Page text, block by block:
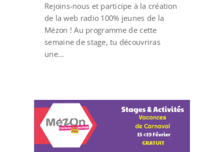
Rejoins-nous et participe à la création
de la web radio 100% jeunes de la
Mézon ! Au programme de cette
semaine de stage, tu découvriras
une...